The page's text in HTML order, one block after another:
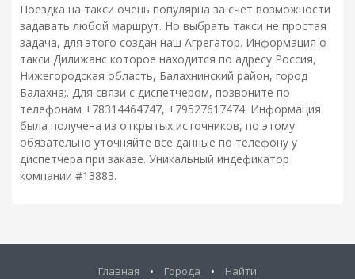
Поездка на такси очень популярна за счет возможности
задавать любой маршрут. Но выбрать такси не простая
задача, для этого создан наш Агрегатор. Информация о
такси Дилижанс которое находится по адресу Россия,
Нижегородская область, Балахнинский район, город
Балахна;. Для связи с диспетчером, позвоните по
телефонам +78314464747, +79527617474. Информация
была получена из открытых источников, по этому
обязательно уточняйте все данные по телефону у
диспетчера при заказе. Уникальный индефикатор
компании #13883.
Главная • Города • Найти